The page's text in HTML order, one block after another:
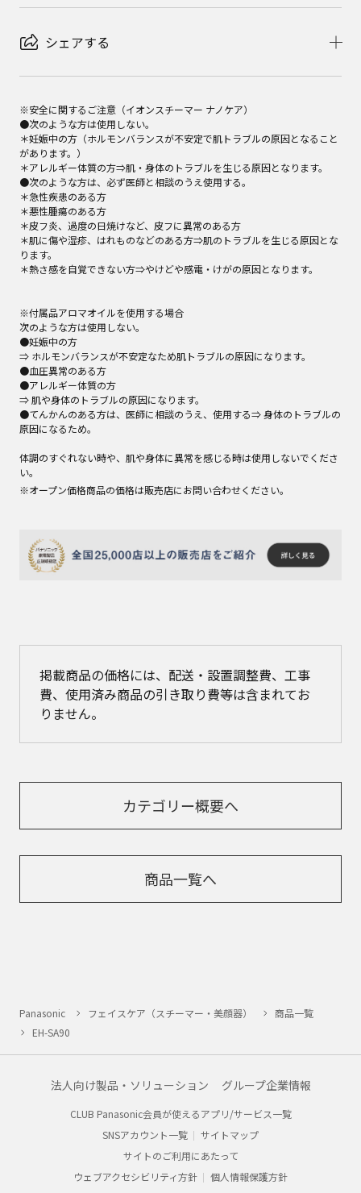
シェアする
※安全に関するご注意（イオンスチーマー ナノケア）
●次のような方は使用しない。
＊妊娠中の方（ホルモンバランスが不安定で肌トラブルの原因となること
があります。）
＊アレルギー体質の方⇒肌・身体のトラブルを生じる原因となります。
●次のような方は、必ず医師と相談のうえ使用する。
＊急性疾患のある方
＊悪性腫瘍のある方
＊皮フ炎、過度の日焼けなど、皮フに異常のある方
＊肌に傷や湿疹、はれものなどのある方⇒肌のトラブルを生じる原因とな
ります。
＊熱さ感を自覚できない方⇒やけどや感電・けがの原因となります。
※付属品アロマオイルを使用する場合
次のような方は使用しない。
●妊娠中の方
⇒ ホルモンバランスが不安定なため肌トラブルの原因になります。
●血圧異常のある方
●アレルギー体質の方
⇒ 肌や身体のトラブルの原因になります。
●てんかんのある方は、医師に相談のうえ、使用する⇒ 身体のトラブルの
原因になるため｡
体調のすぐれない時や、肌や身体に異常を感じる時は使用しないでくださ
い。
※オープン価格商品の価格は販売店にお問い合わせください。
掲載商品の価格には、配送・設置調整費、工事
費、使用済み商品の引き取り費等は含まれてお
りません。
カテゴリー概要へ
商品一覧へ
Panasonic フェイスケア（スチーマー・美顔器）
商品一覧
EH-SA90
法人向け製品・ソリューション グループ企業情報
CLUB Panasonic会員が使えるアプリ/サービス一覧
SNSアカウント一覧
サイトマップ
サイトのご利用にあたって
ウェブアクセシビリティ方針
個人情報保護方針